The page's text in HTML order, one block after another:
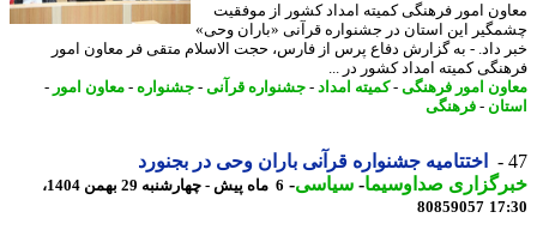
امور فرهنگی کمیته امداد کشور از موفقیت
این استان در جشنواره قرآنی «باران وحی»
داد. - به گزارش دفاع پرس از فارس، حجت الاسلام متقی فر معاون امور
کمیته امداد کشور در ...
امور فرهنگی-کمیته امداد -جشنواره قرآنی- جشنواره- معاون امور -
-فرهنگی
اختتامیه جشنواره قرآنی باران وحی در بجنورد
صداوسیما-سیاسی-
6 ماه پیش - چهارشنبه 29 بهمن 1404،
80859057